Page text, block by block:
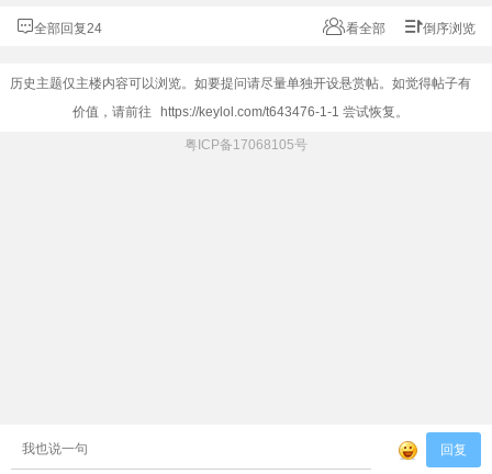
全部回复24 看全部 倒序浏览
历史主题仅主楼内容可以浏览。如要提问请尽量单独开设悬赏帖。如觉得帖子有
价值，请前往
https://keylol.com/t643476-1-1 尝试恢复。
粤ICP备17068105号